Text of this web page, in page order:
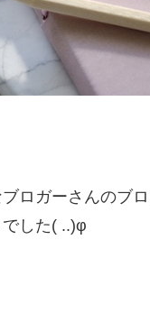
ロガーさんのブ
した( ..)φ